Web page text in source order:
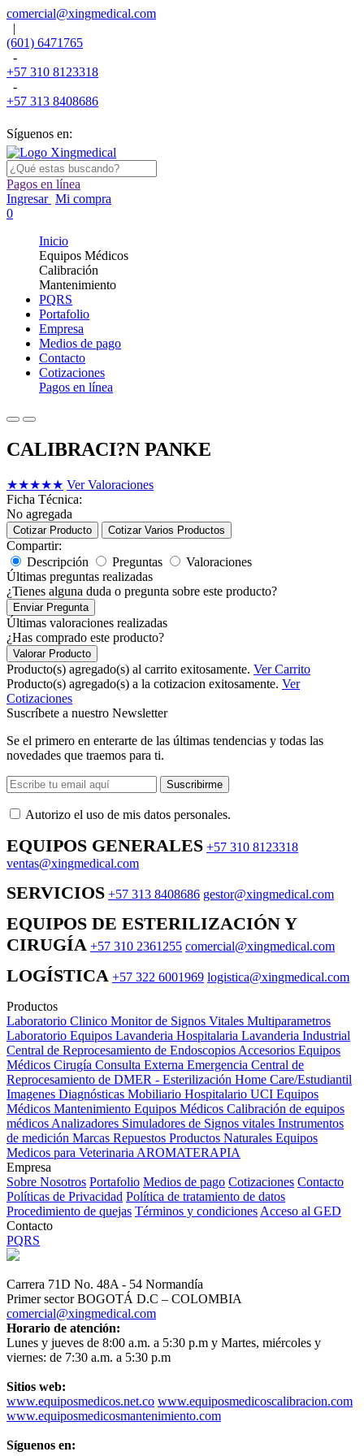
comercial@xingmedical.com
|
(601) 6471765
-
+57 310 8123318
-
+57 313 8408686
Síguenos en:
Pagos en línea
Ingresar Mi compra
0
Inicio
Equipos Médicos
Calibración
Mantenimiento
PQRS
Portafolio
Empresa
Medios de pago
Contacto
Cotizaciones
Pagos en línea
CALIBRACI?N PANKE
★★★★★ Ver Valoraciones
Ficha Técnica:
No agregada
Cotizar Producto Cotizar Varios Productos
Compartir:
Descripción
Preguntas
Valoraciones
Últimas preguntas realizadas
¿Tienes alguna duda o pregunta sobre este producto?
Enviar Pregunta
Últimas valoraciones realizadas
¿Has comprado este producto?
Valorar Producto
Producto(s) agregado(s) al carrito exitosamente. Ver Carrito
Producto(s) agregado(s) a la cotizacion exitosamente. Ver
Cotizaciones
Suscríbete a nuestro Newsletter
Se el primero en enterarte de las últimas tendencias y todas las
novedades que traemos para ti.
Suscribirme
Autorizo ​​el uso de mis datos personales.
EQUIPOS GENERALES +57 310 8123318
ventas@xingmedical.com
SERVICIOS +57 313 8408686 gestor@xingmedical.com
EQUIPOS DE ESTERILIZACIÓN Y
CIRUGÍA +57 310 2361255 comercial@xingmedical.com
LOGÍSTICA +57 322 6001969 logistica@xingmedical.com
Productos
Laboratorio Clinico Monitor de Signos Vitales Multiparametros
Laboratorio Equipos Lavanderia Hospitalaria Lavanderia Industrial
Central de Reprocesamiento de Endoscopios Accesorios Equipos
Médicos Cirugía Consulta Externa Emergencia Central de
Reprocesamiento de DMER - Esterilización Home Care/Estudiantil
Imagenes Diagnósticas Mobiliario Hospitalario UCI Equipos
Médicos Mantenimiento Equipos Médicos Calibración de equipos
médicos Analizadores Simuladores de Signos vitales Instrumentos
de medición Marcas Repuestos Productos Naturales Equipos
Medicos para Veterinaria AROMATERAPIA
Empresa
Sobre Nosotros Portafolio Medios de pago Cotizaciones Contacto
Políticas de Privacidad Política de tratamiento de datos
Procedimiento de quejas Términos y condiciones Acceso al GED
Contacto
PQRS
Carrera 71D No. 48A - 54 Normandía
Primer sector BOGOTÁ D.C – COLOMBIA
comercial@xingmedical.com
Horario de atención:
Lunes y jueves de 8:00 a.m. a 5:30 p.m y Martes, miércoles y
viernes: de 7:30 a.m. a 5:30 p.m
Sitios web:
www.equiposmedicos.net.co www.equiposmedicoscalibracion.com
www.equiposmedicosmantenimiento.com
Síguenos en: